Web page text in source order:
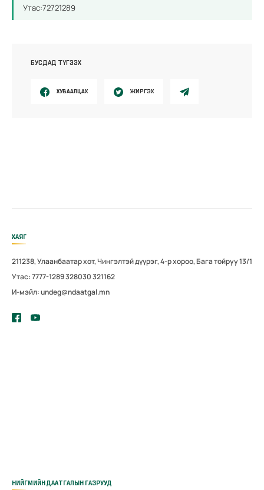
Утас:72721289
БУСДАД ТҮГЭЭХ
ХУВААЛЦАХ ЖИРГЭХ
ХАЯГ
211238, Улаанбаатар хот, Чингэлтэй дүүрэг, 4-р хороо, Бага тойруу 13/1
Утас: 7777-1289 328030 321162
И-мэйл: undeg@ndaatgal.mn
НИЙГМИЙН ДААТГАЛЫН ГАЗРУУД